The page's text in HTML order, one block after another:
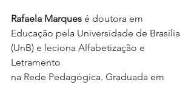
Rafaela Marques é doutora em
Educação pela Universidade de Brasília
(UnB) e leciona Alfabetização e
Letramento
na Rede Pedagógica. Graduada em